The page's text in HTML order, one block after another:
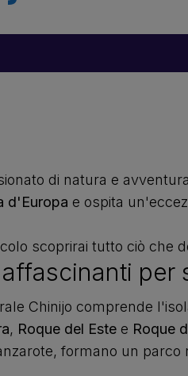
di natura e
d'Europa e ospita
scoprirai tutto ciò che
per
Chinijo comprende
, Roque del Este e Roque
formano un parco